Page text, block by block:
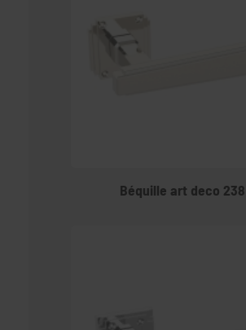
Béquille art deco 238